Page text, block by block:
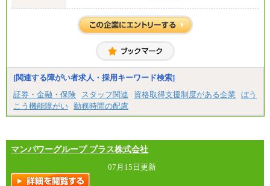
※職務経験等を考慮し決定いたします。
※試用期間中も給与に変更はございません
[関連する障がい者求人・採用キーワード検索]
証券・金融・保険
スタッフ関連 資格取得支援制度がある企業
ぼう
こう機能障がい 勤務時間の配慮
マンパワーグループ プラス株式会社
07月15日更新